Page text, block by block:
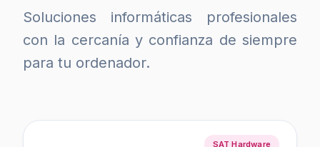
Soluciones informáticas profesionales
con la cercanía y confianza de siempre
para tu ordenador.
SAT Hardware